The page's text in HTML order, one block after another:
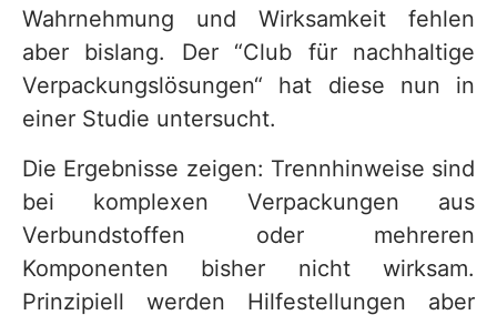
Wahrnehmung und Wirksamkeit fehlen
aber bislang. Der “Club für nachhaltige
Verpackungslösungen“ hat diese nun in
einer Studie untersucht.
Die Ergebnisse zeigen: Trennhinweise sind
bei komplexen Verpackungen aus
Verbundstoffen oder mehreren
Komponenten bisher nicht wirksam.
Prinzipiell werden Hilfestellungen aber